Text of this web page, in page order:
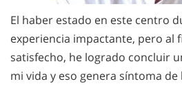
El haber estado en este centro
experiencia impactante, pero al
satisfecho, he logrado concluir
mi vida y eso genera síntoma de